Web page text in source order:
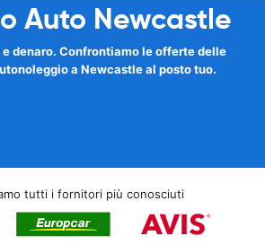
Auto Newcastle
denaro. Confrontiamo le offerte delle
a Newcastle al posto tuo.
tutti i fornitori più conosciuti